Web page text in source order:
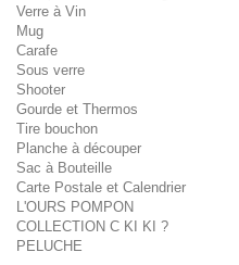
Verre à Vin
Mug
Carafe
Sous verre
Shooter
Gourde et Thermos
Tire bouchon
Planche à découper
Sac à Bouteille
Carte Postale et Calendrier
L'OURS POMPON
COLLECTION C KI KI ?
PELUCHE